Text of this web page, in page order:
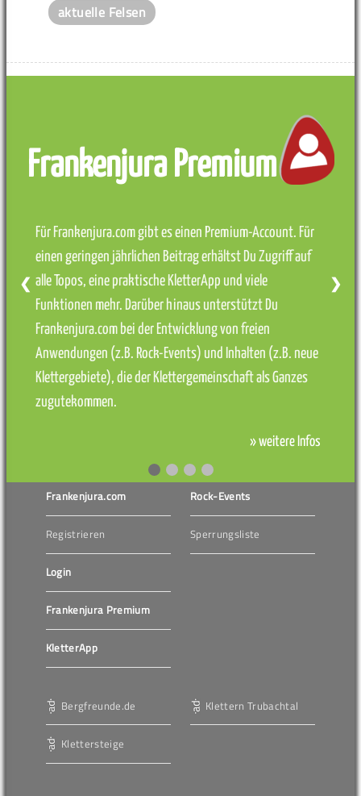
aktuelle Felsen
Frankenjura Premium
Für Frankenjura.com gibt es einen Premium-Account. Für
einen geringen jährlichen Beitrag erhältst Du Zugriff auf
alle Topos, eine praktische KletterApp und viele
Funktionen mehr. Darüber hinaus unterstützt Du
Frankenjura.com bei der Entwicklung von freien
Anwendungen (z.B. Rock-Events) und Inhalten (z.B. neue
Klettergebiete), die der Klettergemeinschaft als Ganzes
zugutekommen.
» weitere Infos
❮ ❯
Frankenjura.com
Registrieren
Login
Frankenjura Premium
KletterApp
Rock-Events
Sperrungsliste
Bergfreunde.de
Klettersteige
Klettern Trubachtal